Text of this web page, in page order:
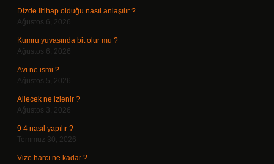
Dizde iltihap olduğu nasıl anlaşılır ?
Ağustos 6, 2026
Kumru yuvasında bit olur mu ?
Ağustos 6, 2026
Avi ne ismi ?
Ağustos 5, 2026
Ailecek ne izlenir ?
Ağustos 3, 2026
9 4 nasıl yapılır ?
Temmuz 30, 2026
Vize harcı ne kadar ?